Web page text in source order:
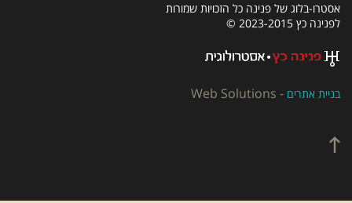
אסטרו-בלוג של פנינה כל הזכויות שמורות
לפנינה כץ 2023-2015 ©
בניית אתרים -
Web Solutions